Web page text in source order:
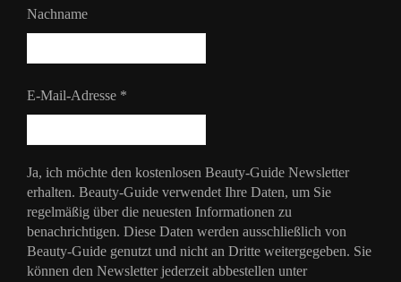
Nachname
E-Mail-Adresse *
Ja, ich möchte den kostenlosen Beauty-Guide Newsletter
erhalten. Beauty-Guide verwendet Ihre Daten, um Sie
regelmäßig über die neuesten Informationen zu
benachrichtigen. Diese Daten werden ausschließlich von
Beauty-Guide genutzt und nicht an Dritte weitergegeben. Sie
können den Newsletter jederzeit abbestellen unter